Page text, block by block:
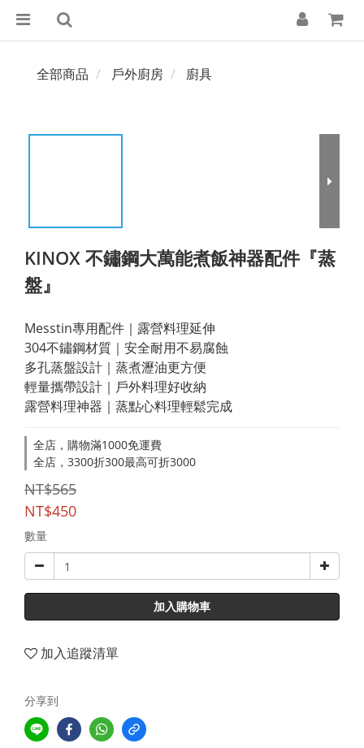
全部商品 戶外廚房 廚具
KINOX 不鏽鋼大萬能煮飯神器配件『蒸
盤』
Messtin專用配件｜露營料理延伸
304不鏽鋼材質｜安全耐用不易腐蝕
多孔蒸盤設計｜蒸煮瀝油更方便
輕量攜帶設計｜戶外料理好收納
露營料理神器｜蒸點心料理輕鬆完成
全店，購物滿1000免運費
全店，3300折300最高可折3000
NT$565
NT$450
數量
加入購物車
加入追蹤清單
分享到